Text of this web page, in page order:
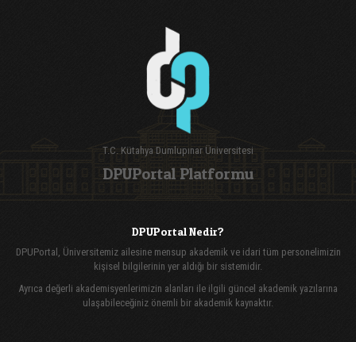
T.C. Kütahya Dumlupınar Üniversitesi
DPUPortal Platformu
DPUPortal Nedir?
DPUPortal, Üniversitemiz ailesine mensup akademik ve idari tüm personelimizin
kişisel bilgilerinin yer aldığı bir sistemidir.
Ayrıca değerli akademisyenlerimizin alanları ile ilgili güncel akademik yazılarına
ulaşabileceğiniz önemli bir akademik kaynaktır.